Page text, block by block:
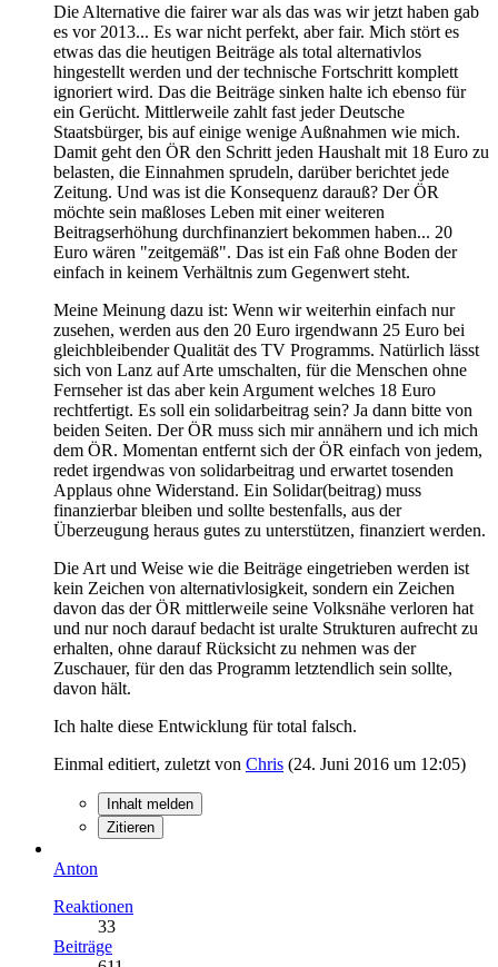
Die Alternative die fairer war als das was wir jetzt haben gab
es vor 2013... Es war nicht perfekt, aber fair. Mich stört es
etwas das die heutigen Beiträge als total alternativlos
hingestellt werden und der technische Fortschritt komplett
ignoriert wird. Das die Beiträge sinken halte ich ebenso für
ein Gerücht. Mittlerweile zahlt fast jeder Deutsche
Staatsbürger, bis auf einige wenige Außnahmen wie mich.
Damit geht den ÖR den Schritt jeden Haushalt mit 18 Euro zu
belasten, die Einnahmen sprudeln, darüber berichtet jede
Zeitung. Und was ist die Konsequenz darauß? Der ÖR
möchte sein maßloses Leben mit einer weiteren
Beitragserhöhung durchfinanziert bekommen haben... 20
Euro wären "zeitgemäß". Das ist ein Faß ohne Boden der
einfach in keinem Verhältnis zum Gegenwert steht.
Meine Meinung dazu ist: Wenn wir weiterhin einfach nur
zusehen, werden aus den 20 Euro irgendwann 25 Euro bei
gleichbleibender Qualität des TV Programms. Natürlich lässt
sich von Lanz auf Arte umschalten, für die Menschen ohne
Fernseher ist das aber kein Argument welches 18 Euro
rechtfertigt. Es soll ein solidarbeitrag sein? Ja dann bitte von
beiden Seiten. Der ÖR muss sich mir annähern und ich mich
dem ÖR. Momentan entfernt sich der ÖR einfach von jedem,
redet irgendwas von solidarbeitrag und erwartet tosenden
Applaus ohne Widerstand. Ein Solidar(beitrag) muss
finanzierbar bleiben und sollte bestenfalls, aus der
Überzeugung heraus gutes zu unterstützen, finanziert werden.
Die Art und Weise wie die Beiträge eingetrieben werden ist
kein Zeichen von alternativlosigkeit, sondern ein Zeichen
davon das der ÖR mittlerweile seine Volksnähe verloren hat
und nur noch darauf bedacht ist uralte Strukturen aufrecht zu
erhalten, ohne darauf Rücksicht zu nehmen was der
Zuschauer, für den das Programm letztendlich sein sollte,
davon hält.
Ich halte diese Entwicklung für total falsch.
Einmal editiert, zuletzt von Chris (24. Juni 2016 um 12:05)
Inhalt melden
Zitieren
Anton
Reaktionen
33
Beiträge